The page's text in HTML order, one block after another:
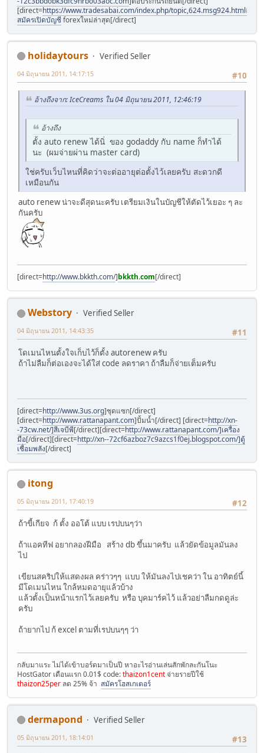
[direct=https://www.tradesabai.com/index.php/
สมัครเปิดบัญชีforexใหม่ล่าสุด[/direct]
holidaytours
Verified Seller
#10
04 มิถุนายน 2011, 14:17:15
อ้างถึงจาก: IceCreams ใน 04 มิถุนายน 2011, 12:46:19
อ้างถึง
ตั้ง auto renew ได้นิ่ ของ godaddy กับ name ก็ทำได้
นะ (ผมจ่ายผ่าน master card)
ใช่ครับเว็บไหนที่คิดว่าจะต่ออายุต่อตั้งไว้เลยครับ สะดวกดี
เหมือนกัน
auto renew น่าจะดีสุดนะครับ เตรียมเงินในบัญชีให้ตัดไว้เยอะ ๆ ละ
กันครับ
[direct=http://www.bkkth.com/]bkkth.com[/direct]
Webstory
Verified Seller
#11
04 มิถุนายน 2011, 14:43:35
โดเมนไหนตั้งใจเก็บไว้ก็ตั้ง autorenew ครับ
ถ้าไม่ลืมก็ต่อเองจะได้ใส่ code ลดราคา ถ้าลืมก็จ่ายเต็มครับ
[direct=http://www.3us.org]ชุดแซก[/direct]
[direct=http://www.rattanapant.com]ปั้มน้ำ[/direct] [direct=http://xn-
-73cw.net/]สีเจบีพี[/direct][direct=http://www.rattanapant.com/]เครื่อง
มือ[/direct][direct=http://xn--72cf6azboz7c9azcs1f0ej.blogspot.com/]ตู้
เชื่อมพลัง[/direct]
itong
#12
05 มิถุนายน 2011, 17:40:19
ถ้าขี้เกียจ ก้ ตั้ง ออโต้ แบบ เรปบนๆว่า
ถ้าแอคทีฟ อยากลองฝีมือ สร้าง db ขึ้นมาครับ แล้วยัดข้อมูลมันลง
ไป
เขียนสคริปให้แสดงผล คร่าวๆๆ แบบ ให้มันลงไปเชคว่า ใน อาทิตย์นี้
มีโดเมนไหน ใกล้หมดอายุแล้วบ้าง
แล้วตั้งเป็นหน้าแรกไว้เลยครับ หรือ บุคมาร์คไว้ แล้วอย่าลืมกดดูล่ะ
ครับ
ถ้ายากไป ก้ excel ตามที่เรปบนๆๆ ว่า
กลับมาแระ ไม่ได้เข้าบอร์ดมาเป็นปี หาอะไรอ่านเล่นสักพักละกันโนะ
HostGator เดือนแรก 0.01$ code:thaizon1centจ่ายรายปีใช้
thaizon25per ลด 25% จ้า สมัครโฮสเกเตอร์
dermapond
Verified Seller
#13
05 มิถุนายน 2011, 18:14:01